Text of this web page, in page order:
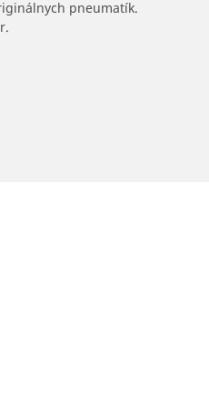
pneumatík.